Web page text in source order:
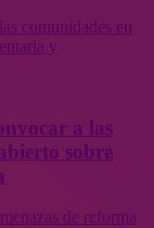
comunidades en
y
a las
sobre
de reforma